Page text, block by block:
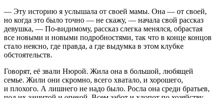
— Эту историю я услышала от своей мамы. Она — от своей,
но когда это было точно — не скажу, — начала свой рассказ
девушка, — По-видимому, рассказ слегка менялся, обрастая
все новыми и новыми подробностями, так что в конце концов
стало неясно, где правда, а где выдумка в этом клубке
обстоятельств.
Говорят, её звали Нюрой. Жила она в большой, любящей
семье. Жили они скромно, всего хватало, и хорошего,
и плохого. А лишнего не надо было. Росла она среди братьев,